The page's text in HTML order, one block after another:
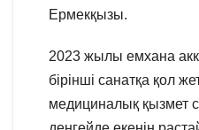
Ермекқызы.
2023 жылы емхана
бірінші санатқа қол
медициналық қызмет